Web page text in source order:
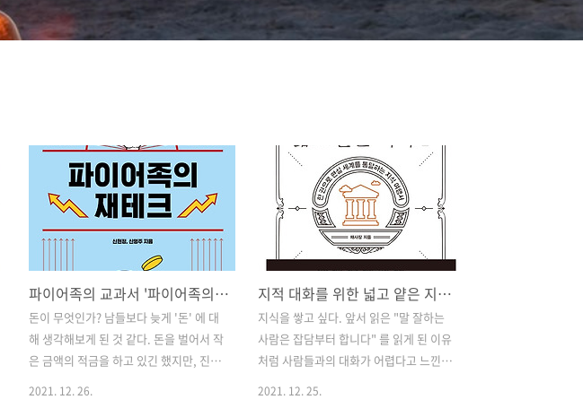
파이어족의 교과서 '파이어족의 재테크'
돈이 무엇인가? 남들보다 늦게 '돈' 에 대
해 생각해보게 된 것 같다. 돈을 벌어서 작
은 금액의 적금을 하고 있긴 했지만, 진지
2021. 12. 26.
지적 대화를 위한 넓고 얕은 지식 1
지식을 쌓고 싶다. 앞서 읽은 "말 잘하는
사람은 잡담부터 합니다" 를 읽게 된 이유
처럼 사람들과의 대화가 어렵다고 느낀
2021. 12. 25.